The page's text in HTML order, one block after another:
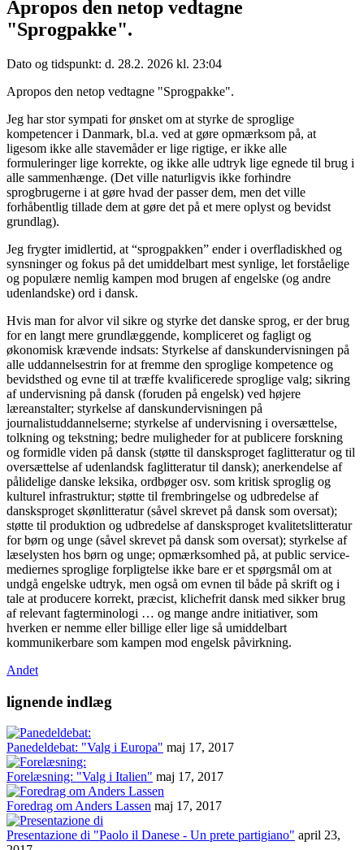
Apropos den netop vedtagne
"Sprogpakke".
Dato og tidspunkt: d. 28.2. 2026 kl. 23:04
Apropos den netop vedtagne "Sprogpakke".
Jeg har stor sympati for ønsket om at styrke de sproglige
kompetencer i Danmark, bl.a. ved at gøre opmærksom på, at
ligesom ikke alle stavemåder er lige rigtige, er ikke alle
formuleringer lige korrekte, og ikke alle udtryk lige egnede til brug i
alle sammenhænge. (Det ville naturligvis ikke forhindre
sprogbrugerne i at gøre hvad der passer dem, men det ville
forhåbentlig tillade dem at gøre det på et mere oplyst og bevidst
grundlag).
Jeg frygter imidlertid, at “sprogpakken” ender i overfladiskhed og
synsninger og fokus på det umiddelbart mest synlige, let forståelige
og populære nemlig kampen mod brugen af engelske (og andre
udenlandske) ord i dansk.
Hvis man for alvor vil sikre og styrke det danske sprog, er der brug
for en langt mere grundlæggende, kompliceret og fagligt og
økonomisk krævende indsats: Styrkelse af danskundervisningen på
alle uddannelsestrin for at fremme den sproglige kompetence og
bevidsthed og evne til at træffe kvalificerede sproglige valg; sikring
af undervisning på dansk (foruden på engelsk) ved højere
læreanstalter; styrkelse af danskundervisningen på
journalistuddannelserne; styrkelse af undervisning i oversættelse,
tolkning og tekstning; bedre muligheder for at publicere forskning
og formidle viden på dansk (støtte til dansksproget faglitteratur og til
oversættelse af udenlandsk faglitteratur til dansk); anerkendelse af
pålidelige danske leksika, ordbøger osv. som kritisk sproglig og
kulturel infrastruktur; støtte til frembringelse og udbredelse af
dansksproget skønlitteratur (såvel skrevet på dansk som oversat);
støtte til produktion og udbredelse af dansksproget kvalitetslitteratur
for børn og unge (såvel skrevet på dansk som oversat); styrkelse af
læselysten hos børn og unge; opmærksomhed på, at public service-
mediernes sproglige forpligtelse ikke bare er et spørgsmål om at
undgå engelske udtryk, men også om evnen til både på skrift og i
tale at producere korrekt, præcist, klichefrit dansk med sikker brug
af relevant fagterminologi … og mange andre initiativer, som
hverken er nemme eller billige eller lige så umiddelbart
kommunikerbare som kampen mod engelsk påvirkning.
Andet
lignende indlæg
Panedeldebat: "Valg i Europa" maj 17, 2017
Forelæsning: "Valg i Italien" maj 17, 2017
Foredrag om Anders Lassen maj 17, 2017
Presentazione di "Paolo il Danese - Un prete partigiano" april 23,